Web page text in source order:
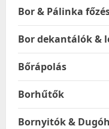
Bor & Pálinka
Bor dekantálók &
Bőrápolás
Borhűtők
Bornyitók &